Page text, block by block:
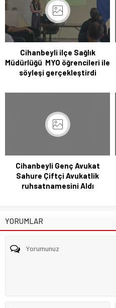
Cihanbeyli ilçe Sağlık
Müdürlüğü MYO öğrencileri ile
söyleşi gerçekleştirdi
Cihanbeyli Genç Avukat
Sahure Çiftçi Avukatlik
ruhsatnamesini Aldı
YORUMLAR